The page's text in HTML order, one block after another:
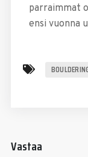
parraimmat
ensi vuonna
Vastaa